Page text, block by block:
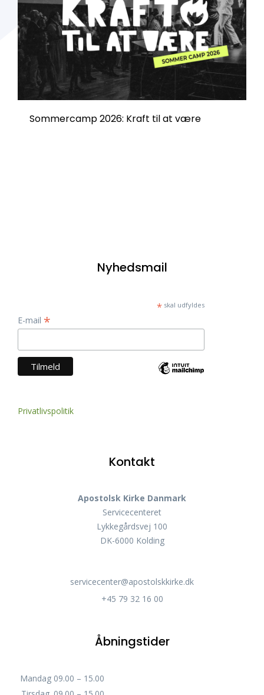
Sommercamp 2026: Kraft til at være
Nyhedsmail
*skal udfyldes
E-mail *
Privatlivspolitik
Kontakt
Apostolsk Kirke Danmark
Servicecenteret
Lykkegårdsvej 100
DK-6000 Kolding
servicecenter@apostolskkirke.dk
+45 79 32 16 00
Åbningstider
Mandag 09.00 – 15.00